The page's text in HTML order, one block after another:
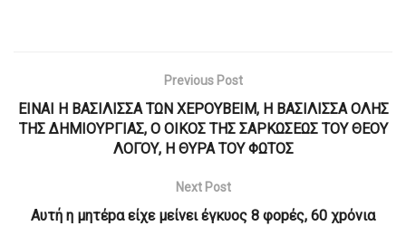
Previous Post
ΕΙΝΑΙ Η ΒΑΣΙΛΙΣΣΑ ΤΩΝ ΧΕΡΟΥΒΕΙΜ, Η ΒΑΣΙΛΙΣΣΑ ΟΛΗΣ
ΤΗΣ ΔΗΜΙΟΥΡΓΙΑΣ, Ο ΟΙΚΟΣ ΤΗΣ ΣΑΡΚΩΣΕΩΣ ΤΟΥ ΘΕΟΥ
ΛΟΓΟΥ, Η ΘΥΡΑ ΤΟΥ ΦΩΤΟΣ
Next Post
Αυτή η μητέpα είχε μείνει έγκυος 8 φοpές, 60 χpόνια